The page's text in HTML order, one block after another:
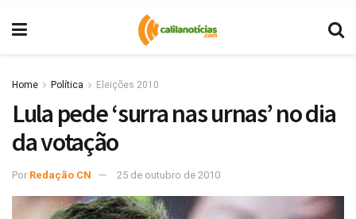
Home Política Eleições 2010
Lula pede ‘surra nas urnas’ no dia
da votação
Por Redação CN 25 de outubro de 2010